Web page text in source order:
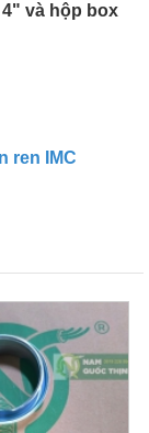
và hộp box
ren IMC